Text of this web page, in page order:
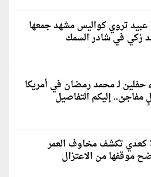
عبيد تروي كواليس مشهد جمعها
زكي في شادر السمك
حفلين لـ محمد رمضان في أمريكا
مفاجئ.. إليكم التفاصيل
كعدي تكشف مخاوف العمر
موقفها من الاعتزال